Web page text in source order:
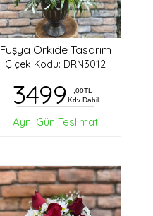
Fuşya Orkide Tasarım
Çiçek Kodu: DRN3012
3499
,00TL
Kdv Dahil
Aynı Gün Teslimat